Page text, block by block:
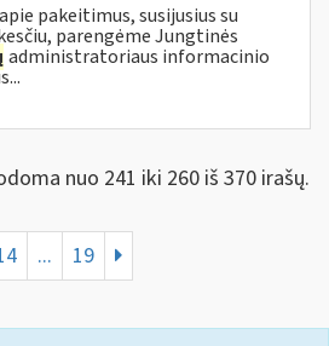
pakeitimus, susijusius su
parengėme Jungtinės
administratoriaus informacinio
nuo 241 iki 260 iš 370 irašų.
... 19